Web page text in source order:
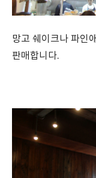
망고 쉐이크나 파인
판매합니다.